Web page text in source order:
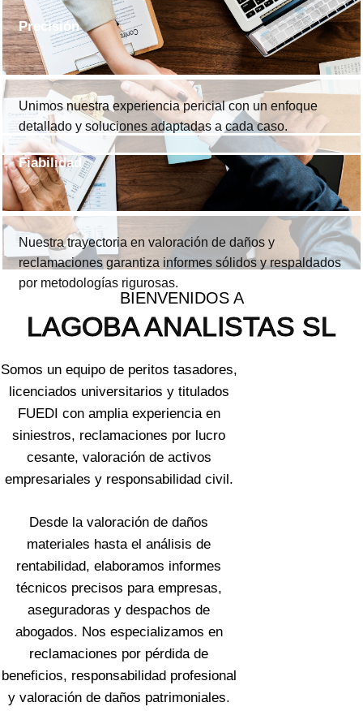
Precisión
Unimos nuestra experiencia pericial con un enfoque
detallado y soluciones adaptadas a cada caso.
Fiabilidad
Nuestra trayectoria en valoración de daños y
reclamaciones garantiza informes sólidos y respaldados
por metodologías rigurosas.
BIENVENIDOS A
LAGOBA ANALISTAS SL
Somos un equipo de peritos tasadores,
licenciados universitarios y titulados
FUEDI con amplia experiencia en
siniestros, reclamaciones por lucro
cesante, valoración de activos
empresariales y responsabilidad civil.
Desde la valoración de daños
materiales hasta el análisis de
rentabilidad, elaboramos informes
técnicos precisos para empresas,
aseguradoras y despachos de
abogados. Nos especializamos en
reclamaciones por pérdida de
beneficios, responsabilidad profesional
y valoración de daños patrimoniales.